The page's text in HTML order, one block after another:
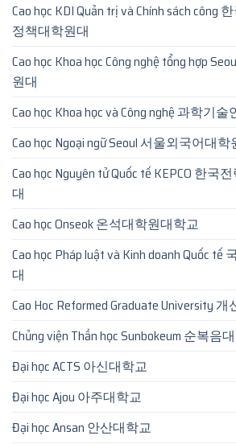
Cao học KDI Quản trị và Chính sách công
정책대학원대
Cao học Khoa học Công nghệ tổng hợp
원대
Cao học Khoa học và Công nghệ 과학기
Cao học Ngoại ngữ Seoul 서울외국어대학
Cao học Nguyên tử Quốc tế KEPCO 한국
대
Cao học Onseok 온석대학원대학교
Cao học Pháp luật và Kinh doanh Quốc
대
Cao Hoc Reformed Graduate University
Chủng viện Thần học Sunbokeum 순복음
Đại học ACTS 아신대학교
Đại học Ajou 아주대학교
Đại học Ansan 안산대학교